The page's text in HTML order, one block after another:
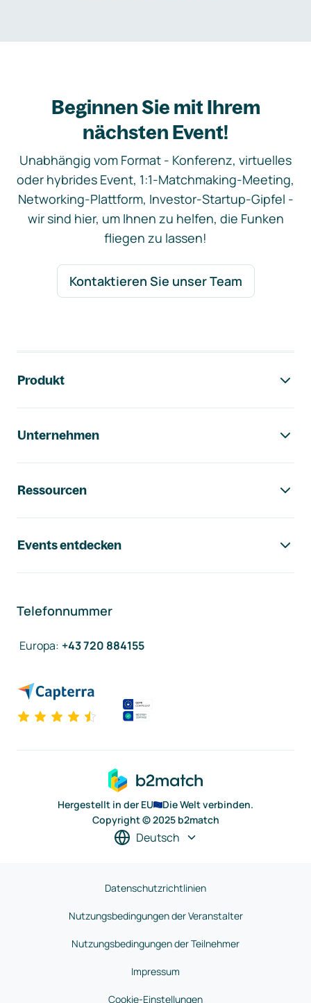
Beginnen Sie mit Ihrem
nächsten Event!
Unabhängig vom Format - Konferenz, virtuelles
oder hybrides Event, 1:1-Matchmaking-Meeting,
Networking-Plattform, Investor-Startup-Gipfel -
wir sind hier, um Ihnen zu helfen, die Funken
fliegen zu lassen!
Kontaktieren Sie unser Team
Produkt
Unternehmen
Ressourcen
Events entdecken
Telefonnummer
Europa: +43 720 884155
Hergestellt in der EU
Die Welt verbinden.
Copyright © 2025 b2match
Deutsch
Datenschutzrichtlinien
Nutzungsbedingungen der Veranstalter
Nutzungsbedingungen der Teilnehmer
Impressum
Cookie-Einstellungen